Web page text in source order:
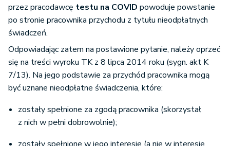
przez pracodawcę testu na COVID powoduje powstanie
po stronie pracownika przychodu z tytułu nieodpłatnych
świadczeń.
Odpowiadając zatem na postawione pytanie, należy oprzeć
się na treści wyroku TK z 8 lipca 2014 roku (sygn. akt K
7/13). Na jego podstawie za przychód pracownika mogą
być uznane nieodpłatne świadczenia, które:
zostały spełnione za zgodą pracownika (skorzystał
z nich w pełni dobrowolnie);